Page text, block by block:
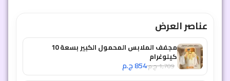
عناصر العرض
مجفف الملابس المحمول الكبير بسعة 10
كيلوغرام
1,709ج.م854ج.م